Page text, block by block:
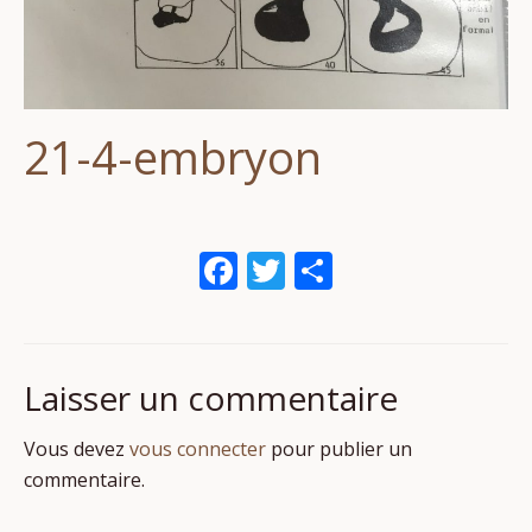
21-4-embryon
Facebook
Twitter
Laisser un commentaire
Vous devez vous connecter pour publier un
commentaire.